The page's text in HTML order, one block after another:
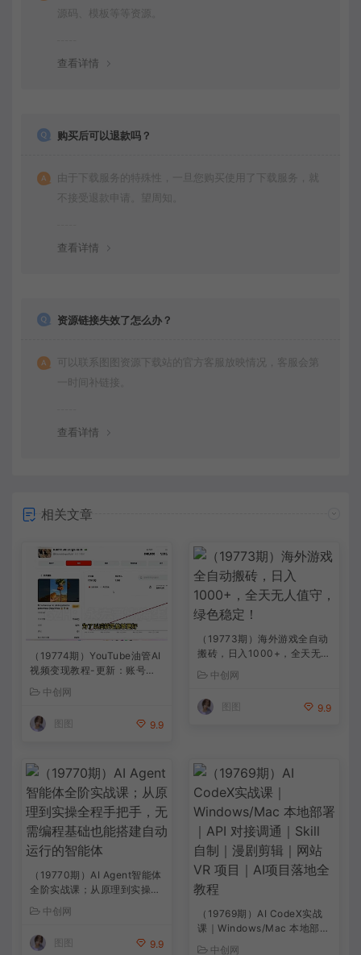
源码、模板等等资源。
查看详情
购买后可以退款吗？
由于下载服务的特殊性，一旦您购买使用了下载服务，就
不接受退款申请。望周知。
查看详情
资源链接失效了怎么办？
可以联系图图资源下载站的官方客服放映情况，客服会第
一时间补链接。
查看详情
相关文章
（19774期）YouTube油管AI
视频变现教程-更新：账号搭
建×AI成片×去重限流解决方
案×YPP变现×AI真人生成×人
物一致性
中创网
9.9
（19773期）海外游戏全自动
搬砖，日入1000+，全天无人
值守，绿色稳定！
中创网
9.9
（19770期）AI Agent智能体
全阶实战课；从原理到实操全
程手把手，无需编程基础也能
搭建自动运行的智能体
中创网
9.9
（19769期）AI CodeX实战
课｜Windows/Mac 本地部署
｜API 对接调通｜Skill 自制
中创网